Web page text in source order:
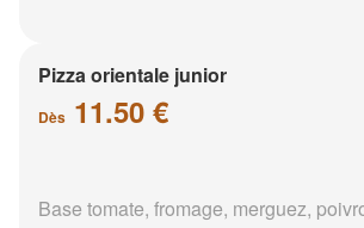
Pizza orientale junior
Dès 11.50 €
Base tomate, fromage, merguez,